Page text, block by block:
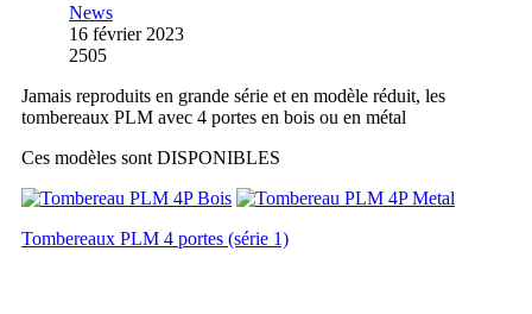
News
16 février 2023
2505
Jamais reproduits en grande série et en modèle réduit, les
tombereaux PLM avec 4 portes en bois ou en métal
Ces modèles sont DISPONIBLES
Tombereaux PLM 4 portes (série 1)